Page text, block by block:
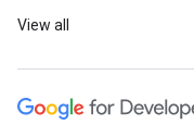
View all